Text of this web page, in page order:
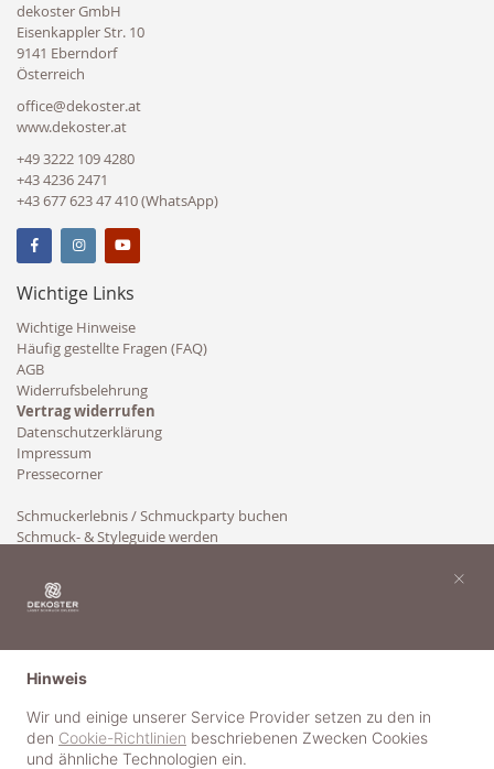
dekoster GmbH
Eisenkappler Str. 10
9141 Eberndorf
Österreich
office@dekoster.at
www.dekoster.at
+49 3222 109 4280
+43 4236 2471
+43 677 623 47 410 (WhatsApp)
Wichtige Links
Wichtige Hinweise
Häufig gestellte Fragen (FAQ)
AGB
Widerrufsbelehrung
Vertrag widerrufen
Datenschutzerklärung
Impressum
Pressecorner
Schmuckerlebnis / Schmuckparty buchen
Schmuck- & Styleguide werden
Hinweis
Wir und einige unserer Service Provider setzen zu den in
den Cookie-Richtlinien beschriebenen Zwecken Cookies
und ähnliche Technologien ein.
×